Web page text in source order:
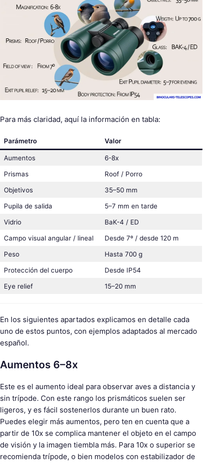
Para más claridad, aquí la información en tabla:
Parámetro Valor
Aumentos 6-8x
Prismas Roof / Porro
Objetivos 35–50 mm
Pupila de salida 5–7 mm en tarde
Vidrio BaK-4 / ED
Campo visual angular / lineal Desde 7º / desde 120 m
Peso Hasta 700 g
Protección del cuerpo Desde IP54
Eye relief 15–20 mm
En los siguientes apartados explicamos en detalle cada
uno de estos puntos, con ejemplos adaptados al mercado
español.
Aumentos 6–8x
Este es el aumento ideal para observar aves a distancia y
sin trípode. Con este rango los prismáticos suelen ser
ligeros, y es fácil sostenerlos durante un buen rato.
Puedes elegir más aumentos, pero ten en cuenta que a
partir de 10x se complica mantener el objeto en el campo
de visión y la imagen tiembla más. Para 10x o superior se
recomienda trípode, o bien modelos con estabilizador de